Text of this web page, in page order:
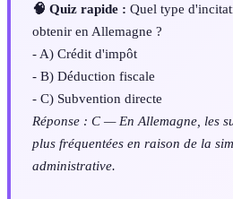
🧠 Quiz rapide : Quel type
obtenir en Allemagne ?
- A) Crédit d'impôt
- B) Déduction fiscale
- C) Subvention directe
Réponse : C — En Allemagne, les
plus fréquentées en raison de la
administrative.